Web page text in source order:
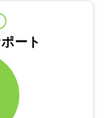
ート